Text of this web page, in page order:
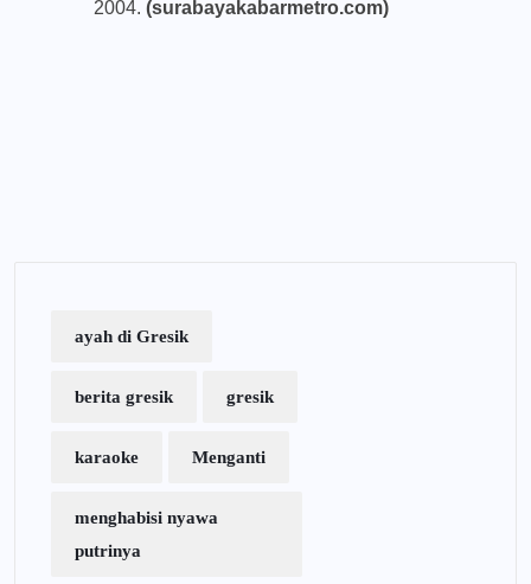
2004. (surabayakabarmetro.com)
ayah di Gresik
berita gresik gresik
karaoke Menganti
menghabisi nyawa
putrinya